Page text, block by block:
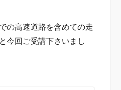
の高速道路を含めての走
今回ご受講下さいまし